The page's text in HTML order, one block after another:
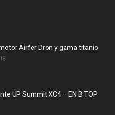
Airfer Dron y gama titanio
UP Summit XC4 – EN B TOP